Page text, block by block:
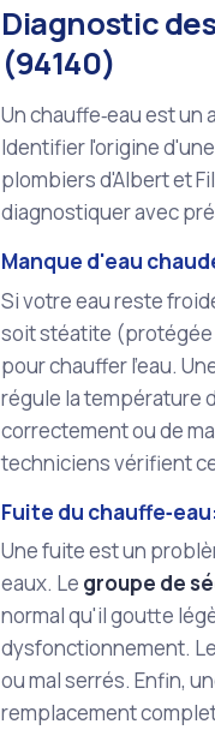
Diagnostic
(94140)
Un chauffe‑eau est
Identifier l'origine
plombiers d'Albert et
diagnostiquer avec
Manque d'eau
Si votre eau reste
soit stéatite (protégée
pour chauffer l'eau.
régule la température
correctement ou de
techniciens vérifient
Fuite du
Une fuite est un
eaux. Le groupe de
normal qu'il goutte
dysfonctionnement.
ou mal serrés. Enfin,
remplacement